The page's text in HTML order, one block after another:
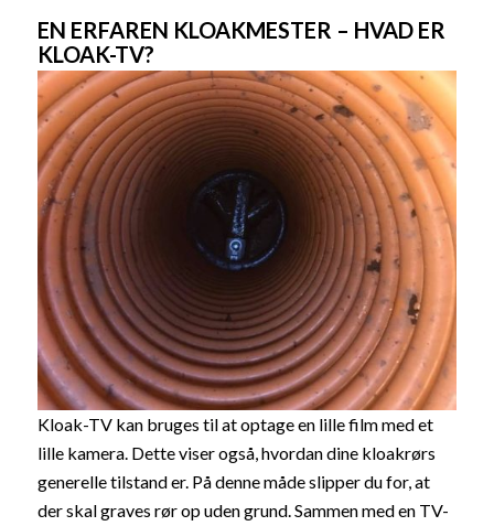
EN ERFAREN KLOAKMESTER – HVAD ER
KLOAK-TV?
Kloak-TV kan bruges til at optage en lille film med et
lille kamera. Dette viser også, hvordan dine kloakrørs
generelle tilstand er. På denne måde slipper du for, at
der skal graves rør op uden grund. Sammen med en TV-